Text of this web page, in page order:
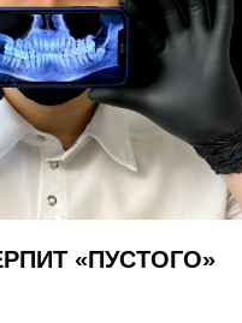
«ПУСТОГО»